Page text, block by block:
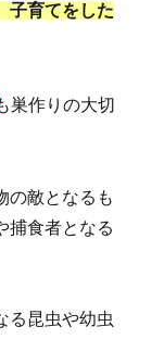
子育てをした
巣作りの大切
の敵となるも
捕食者となる
る昆虫や幼虫